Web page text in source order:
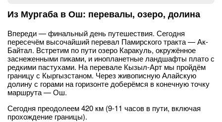
Из Мургаба в Ош: перевалы, озеро, долина
Впереди — финальный день путешествия. Сегодня
пересечём высочайший перевал Памирского тракта — Ак-
Байтал. Встретим по пути озеро Каракуль, окружённое
заснеженными пиками, и инопланетные ландшафты плато с
редкими пастухами. На перевале Кызыл-Арт мы пройдём
границу с Кыргызстаном. Через живописную Алайскую
долину с горами на горизонте доберёмся в конечную точку
маршрута — Ош.
Сегодня преодолеем 420 км (9-11 часов в пути, включая
прохождение границы).